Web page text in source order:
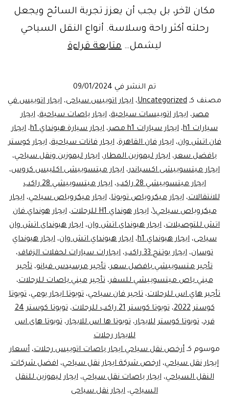
مكان لآخر، بل يجب أن يعزز تجربة السائح ويجعل
رحلته أكثر راحة وسلاسة. أنواع النقل السياحي
ليشمل… متابعة قراءةخدمات
للنقل
السياحي:
خيارات
فاخرة
لتجربة
سفر
مميزة
تم النشر في 09/01/2024
مصنف كـ Uncategorized، ايجار اتوبيس سياحى، ايجار اتوبيس في
مصر،ايجار اتوبيسات سياحية،ايجار باصات سياحية،ايجار
سيارات h1
، ايجار سيارات h1 مصر ، ايجار سيارة هيونداي h1 ، ايجار
فان اتش وان،ايجار فان القاهرة،ايجار فانات سياحية،ايجار كوستر
بافضل سعر، ايجار ليموزين المطار، ايجار ليموزين ونقل سياحي،
ايجار ميتسوبيشى اكسباندر، ايجار ميتسوبيشى اكليبس كروس،
ايجار ميتسوبيشي 28 راكب
،
ايجار ميتسوبيشي 28 راكب
للانتقالات،ايجار ميكروباص تويوتا،ايجار ميكروباص سياحي،ايجار
ميكروباص سياحي\،ايجار هونداي H1 للرحلات ،ايجار هونداي فان
اتش للتوصيلات، ايجار هيونداى اتش وان، ايجار هيونداى اتش وان
سياحى، ايجار هيونداي h1 ، ايجار هيونداي اتش وان، ايجار هيونداي
توسان، ايجار يوتنج 33 راكب ، ايجارات سيارات لحفلات الزفاف،
تأجير متسوبيشي بافضل سعر، تأجير مرسيدس فيانو، تأجير
ميني باص ميتسوبيشي للسفر،تأجير ميني باصات للرحلات،
تأجير هاي اس للرحلات، تاجير فان سياحي، تويوتا ايجار يومي، تويوتا
كوستر 2022
،تويوتا كوستر 21 راكب للرحلات ،
تويوتا كوستر 24
فرد،تويوتا كوستر للايجار،تويوتا ها اس للايجار،تويوتا هاى اس
للايجار رحلات
موسوم كـ أرخص نقل سياحي ايجار باصات اتوبيس رحلات، أسعار
إيجار نقل سياحي،ارخص شركة ايجار نقل سياحي،افضل شركات
النقل السياحي،ايجار باصات نقل سياحي،ايجار ليموزين للنقل
السياحي، ايجار نقل سياحى